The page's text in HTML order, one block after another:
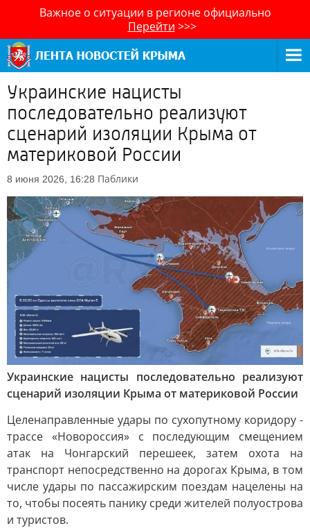
Важное о ситуации в регионе официально
Перейти >>>
Украинские нацисты
последовательно реализуют
сценарий изоляции Крыма от
материковой России
8 июня 2026, 16:28 Паблики
Украинские нацисты последовательно реализуют
сценарий изоляции Крыма от материковой России
Целенаправленные удары по сухопутному коридору -
трассе «Новороссия» с последующим смещением
атак на Чонгарский перешеек, затем охота на
транспорт непосредственно на дорогах Крыма, в том
числе удары по пассажирским поездам нацелены на
то, чтобы посеять панику среди жителей полуострова
и туристов.